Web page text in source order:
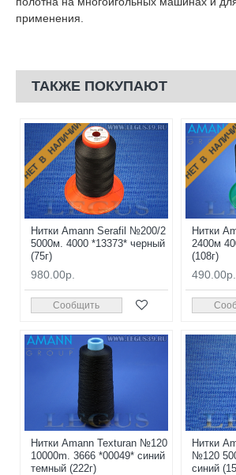
применения.
ТАКЖЕ ПОКУПАЮТ
НЕТ В НАЛИЧИИ
Нитки Amann Serafil №200/2
5000м. 4000 *13373* черный
(75г)
980.00р.
Сообщить
НЕТ В
Нитки
2400м
(108г)
490.00р.
Нитки Amann Texturan №120
10000m. 3666 *00049* синий
темный (222г)
Нитки
№120
синий